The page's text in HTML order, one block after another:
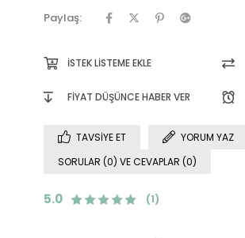
Paylaş:
İSTEK LISTEME EKLE
FIYAT DÜŞÜNCE HABER VER
TAVSIYE ET
YORUM YAZ
SORULAR (0) VE CEVAPLAR (0)
5.0 (1)